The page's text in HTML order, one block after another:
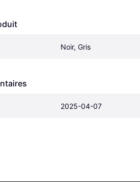
Noir, Gris
2025-04-07